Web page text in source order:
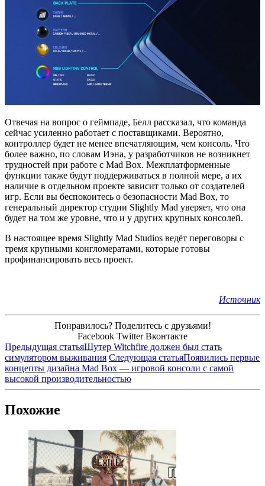
Отвечая на вопрос о геймпаде, Белл рассказал, что команда
сейчас усиленно работает с поставщиками. Вероятно,
контроллер будет не менее впечатляющим, чем консоль. Что
более важно, по словам Иэна, у разработчиков не возникнет
трудностей при работе с Mad Box. Межплатформенные
функции также будут поддерживаться в полной мере, а их
наличие в отдельном проекте зависит только от создателей
игр. Если вы беспокоитесь о безопасности Mad Box, то
генеральный директор студии Slightly Mad уверяет, что она
будет на том же уровне, что и у других крупных консолей.
В настоящее время Slightly Mad Studios ведёт переговоры с
тремя крупными конгломератами, которые готовы
профинансировать весь проект.
Источник
Понравилось? Поделитесь с друзьями!
Facebook Twitter Вконтакте
Предыдущая статьяШутер Witchfire должен был стать
симулятором выживания Следующая статьяПоявились первые
концепты дизайна Mad Box — игровой консоли с самой
высокой производительностью
Похожие